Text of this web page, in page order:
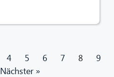
4 5 6 7 8
9
Nächster »